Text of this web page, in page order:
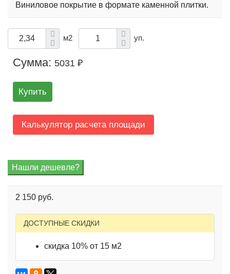
Виниловое покрытие в формате каменной плитки.
м2 уп.
Сумма: 5031 ₽
Купить
Калькулятор расчета площади
2 150 руб.
ДОСТУПНЫЕ СКИДКИ
скидка 10% от 15 м2